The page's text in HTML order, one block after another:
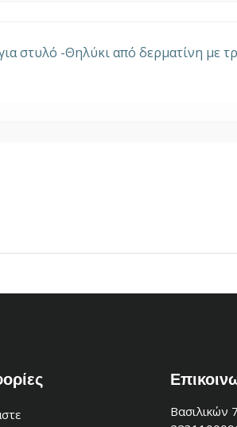
στυλό -Θηλύκι από δερματίνη με
Βασιλικών